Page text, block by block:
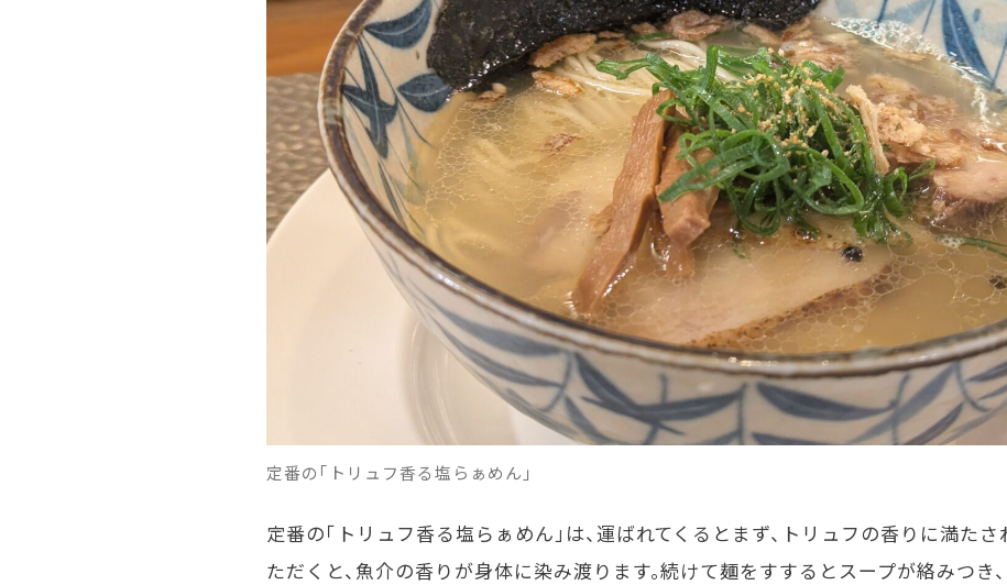
定番の「トリュフ香る塩らぁめん」
定番の「トリュフ香る塩らぁめん」は、運ばれてくるとまず、トリュフの香りに満たさ
ただくと、魚介の香りが身体に染み渡ります。続けて麺をすするとスープが絡みつき